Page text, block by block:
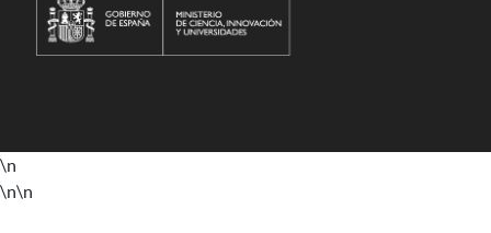
\n
\n\n